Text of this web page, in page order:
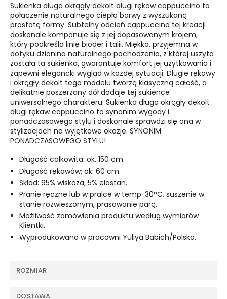
Sukienka długa okrągły dekolt długi rękaw cappuccino to
połączenie naturalnego ciepła barwy z wyszukaną
prostotą formy. Subtelny odcień cappuccino tej kreacji
doskonale komponuje się z jej dopasowanym krojem,
który podkreśla linię bioder i talii. Miękka, przyjemna w
dotyku dzianina naturalnego pochodzenia, z której uszyta
została ta sukienka, gwarantuje komfort jej użytkowania i
zapewni elegancki wygląd w każdej sytuacji. Długie rękawy
i okrągły dekolt tego modelu tworzą klasyczną całość, a
delikatnie poszerzany dół dodaje tej sukience
uniwersalnego charakteru. Sukienka długa okrągły dekolt
długi rękaw cappuccino to synonim wygody i
ponadczasowego stylu i doskonale sprawdzi się ona w
stylizacjach na wyjątkowe okazje. SYNONIM
PONADCZASOWEGO STYLU!
Długość całkowita: ok. 150 cm.
Długość rękawów: ok. 60 cm.
Skład: 95% wiskoza, 5% elastan.
Pranie ręczne lub w pralce w temp. 30°C, suszenie w
stanie rozwieszonym, prasowanie parą.
Możliwość zamówienia produktu według wymiarów
Klientki.
Wyprodukowano w pracowni Yuliya Babich/Polska.
ROZMIAR
DOSTAWA